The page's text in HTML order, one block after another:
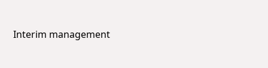
Interim management